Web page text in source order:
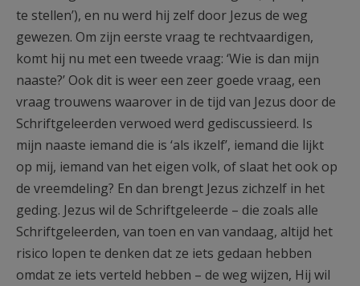
te stellen’), en nu werd hij zelf door Jezus de weg
gewezen. Om zijn eerste vraag te rechtvaardigen,
komt hij nu met een tweede vraag: ‘Wie is dan mijn
naaste?’ Ook dit is weer een zeer goede vraag, een
vraag trouwens waarover in de tijd van Jezus door de
Schriftgeleerden verwoed werd gediscussieerd. Is
mijn naaste iemand die is ‘als ikzelf’, iemand die lijkt
op mij, iemand van het eigen volk, of slaat het ook op
de vreemdeling? En dan brengt Jezus zichzelf in het
geding. Jezus wil de Schriftgeleerde – die zoals alle
Schriftgeleerden, van toen en van vandaag, altijd het
risico lopen te denken dat ze iets gedaan hebben
omdat ze iets verteld hebben – de weg wijzen, Hij wil